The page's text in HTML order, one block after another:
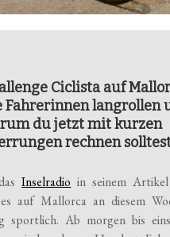
Ciclista auf
Fahrerinnen langrollen
du jetzt mit kurzen
rechnen
Inselradio in seinem
auf Mallorca an diesem
sportlich. Ab morgen bis